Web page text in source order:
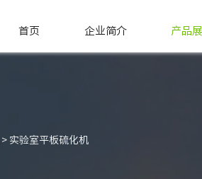
首页 企业简介 产品
> 实验室平板硫化机